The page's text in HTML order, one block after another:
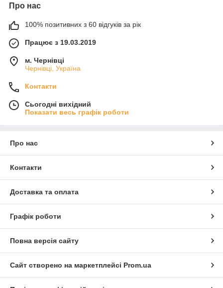
Про нас
100% позитивних з 60 відгуків за рік
Працює з 19.03.2019
м. Чернівці
Чернівці, Україна
Контакти
Сьогодні вихідний
Показати весь графік роботи
Про нас
Контакти
Доставка та оплата
Графік роботи
Повна версія сайту
Сайт створено на маркетплейсі Prom.ua